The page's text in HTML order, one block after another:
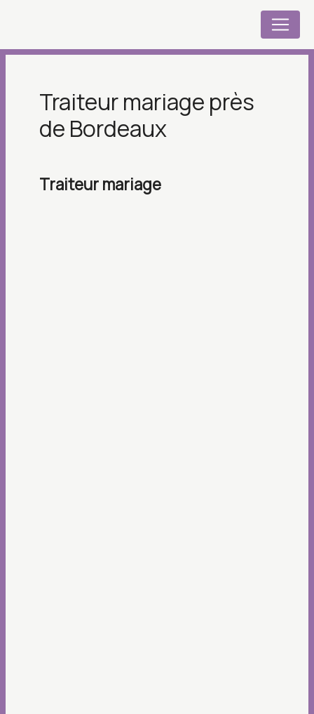
traiteur mariage près
de Bordeaux
traiteur mariage